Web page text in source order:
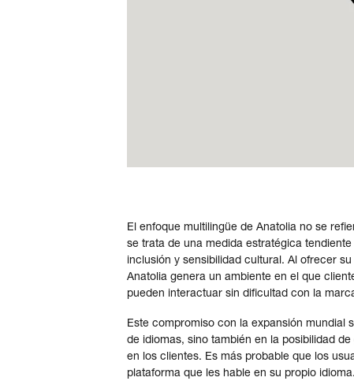
El enfoque multilingüe de Anatolia no se
se trata de una medida estratégica
inclusión y sensibilidad cultural. Al ofrecer
Anatolia genera un ambiente en el que
pueden interactuar sin dificultad con la
Este compromiso con la expansión mundial
de idiomas, sino también en la posibilidad
en los clientes. Es más probable que los
plataforma que les hable en su propio